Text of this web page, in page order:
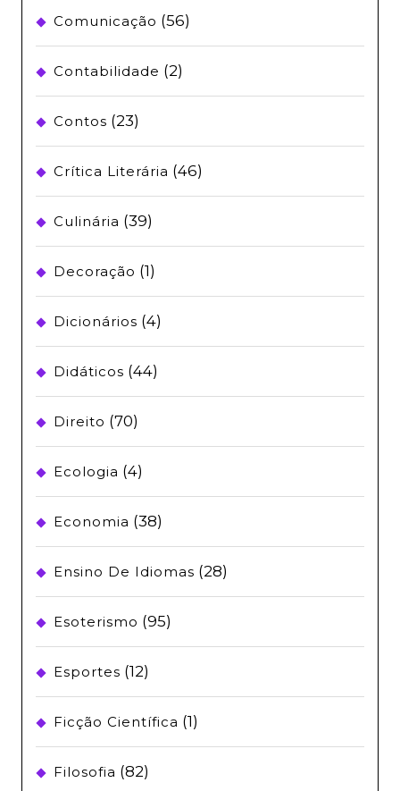
Comunicação (56)
Contabilidade (2)
Contos (23)
Crítica Literária (46)
Culinária (39)
Decoração (1)
Dicionários (4)
Didáticos (44)
Direito (70)
Ecologia (4)
Economia (38)
Ensino De Idiomas (28)
Esoterismo (95)
Esportes (12)
Ficção Científica (1)
Filosofia (82)